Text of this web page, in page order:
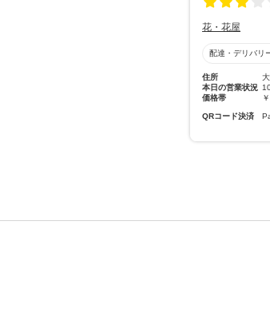
花・花屋
配達・デリバリ
住所
本日の営業状況
価格帯
QRコード決済